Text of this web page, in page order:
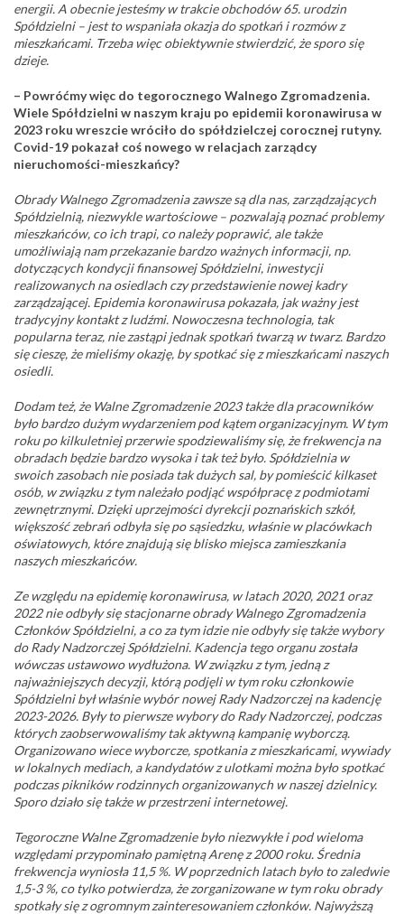
energii. A obecnie jesteśmy w trakcie obchodów 65. urodzin
Spółdzielni – jest to wspaniała okazja do spotkań i rozmów z
mieszkańcami. Trzeba więc obiektywnie stwierdzić, że sporo się
dzieje.
– Powróćmy więc do tegorocznego Walnego Zgromadzenia.
Wiele Spółdzielni w naszym kraju po epidemii koronawirusa w
2023 roku wreszcie wróciło do spółdzielczej corocznej rutyny.
Covid-19 pokazał coś nowego w relacjach zarządcy
nieruchomości-mieszkańcy?
Obrady Walnego Zgromadzenia zawsze są dla nas, zarządzających
Spółdzielnią, niezwykle wartościowe – pozwalają poznać problemy
mieszkańców, co ich trapi, co należy poprawić, ale także
umożliwiają nam przekazanie bardzo ważnych informacji, np.
dotyczących kondycji finansowej Spółdzielni, inwestycji
realizowanych na osiedlach czy przedstawienie nowej kadry
zarządzającej. Epidemia koronawirusa pokazała, jak ważny jest
tradycyjny kontakt z ludźmi. Nowoczesna technologia, tak
popularna teraz, nie zastąpi jednak spotkań twarzą w twarz. Bardzo
się cieszę, że mieliśmy okazję, by spotkać się z mieszkańcami naszych
osiedli.
Dodam też, że Walne Zgromadzenie 2023 także dla pracowników
było bardzo dużym wydarzeniem pod kątem organizacyjnym. W tym
roku po kilkuletniej przerwie spodziewaliśmy się, że frekwencja na
obradach będzie bardzo wysoka i tak też było. Spółdzielnia w
swoich zasobach nie posiada tak dużych sal, by pomieścić kilkaset
osób, w związku z tym należało podjąć współpracę z podmiotami
zewnętrznymi. Dzięki uprzejmości dyrekcji poznańskich szkół,
większość zebrań odbyła się po sąsiedzku, właśnie w placówkach
oświatowych, które znajdują się blisko miejsca zamieszkania
naszych mieszkańców.
Ze względu na epidemię koronawirusa, w latach 2020, 2021 oraz
2022 nie odbyły się stacjonarne obrady Walnego Zgromadzenia
Członków Spółdzielni, a co za tym idzie nie odbyły się także wybory
do Rady Nadzorczej Spółdzielni. Kadencja tego organu została
wówczas ustawowo wydłużona. W związku z tym, jedną z
najważniejszych decyzji, którą podjęli w tym roku członkowie
Spółdzielni był właśnie wybór nowej Rady Nadzorczej na kadencję
2023-2026. Były to pierwsze wybory do Rady Nadzorczej, podczas
których zaobserwowaliśmy tak aktywną kampanię wyborczą.
Organizowano wiece wyborcze, spotkania z mieszkańcami, wywiady
w lokalnych mediach, a kandydatów z ulotkami można było spotkać
podczas pikników rodzinnych organizowanych w naszej dzielnicy.
Sporo działo się także w przestrzeni internetowej.
Tegoroczne Walne Zgromadzenie było niezwykłe i pod wieloma
względami przypominało pamiętną Arenę z 2000 roku. Średnia
frekwencja wyniosła 11,5 %. W poprzednich latach było to zaledwie
1,5-3 %, co tylko potwierdza, że zorganizowane w tym roku obrady
spotkały się z ogromnym zainteresowaniem członków. Najwyższą